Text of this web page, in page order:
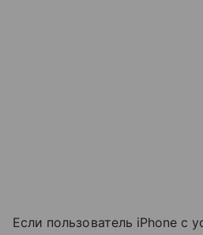
Если пользователь iPhone с